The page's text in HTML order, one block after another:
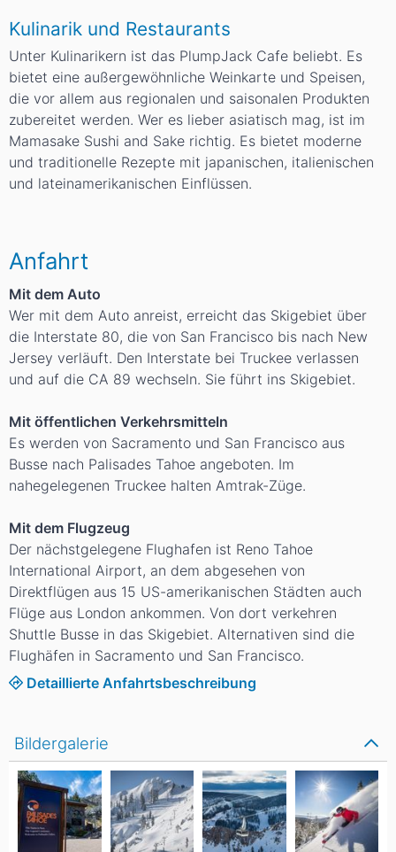
Kulinarik und Restaurants
Unter Kulinarikern ist das PlumpJack Cafe beliebt. Es
bietet eine außergewöhnliche Weinkarte und Speisen,
die vor allem aus regionalen und saisonalen Produkten
zubereitet werden. Wer es lieber asiatisch mag, ist im
Mamasake Sushi and Sake richtig. Es bietet moderne
und traditionelle Rezepte mit japanischen, italienischen
und lateinamerikanischen Einflüssen.
Anfahrt
Mit dem Auto
Wer mit dem Auto anreist, erreicht das Skigebiet über
die Interstate 80, die von San Francisco bis nach New
Jersey verläuft. Den Interstate bei Truckee verlassen
und auf die CA 89 wechseln. Sie führt ins Skigebiet.
Mit öffentlichen Verkehrsmitteln
Es werden von Sacramento und San Francisco aus
Busse nach Palisades Tahoe angeboten. Im
nahegelegenen Truckee halten Amtrak-Züge.
Mit dem Flugzeug
Der nächstgelegene Flughafen ist Reno Tahoe
International Airport, an dem abgesehen von
Direktflügen aus 15 US-amerikanischen Städten auch
Flüge aus London ankommen. Von dort verkehren
Shuttle Busse in das Skigebiet. Alternativen sind die
Flughäfen in Sacramento und San Francisco.
Detaillierte Anfahrtsbeschreibung
Bildergalerie